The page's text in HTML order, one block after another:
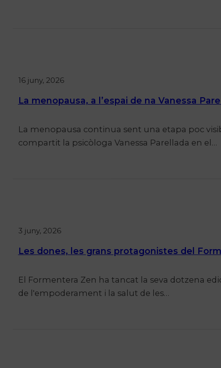
16 juny, 2026
La menopausa, a l’espai de na Vanessa
La menopausa continua sent una etapa poc
compartit la psicòloga Vanessa Parellada en el…
3 juny, 2026
Les dones, les grans protagonistes del
El Formentera Zen ha tancat la seva dotzena
de l'empoderament i la salut de les…